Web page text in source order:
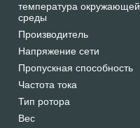
температура окружающей
среды
Производитель
Напряжение сети
Пропускная способность
Частота тока
Тип ротора
Вес